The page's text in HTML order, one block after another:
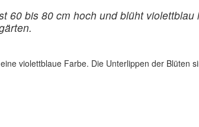
bis 80 cm hoch und blüht
violettblaue Farbe. Die Unterlippen der Blüten